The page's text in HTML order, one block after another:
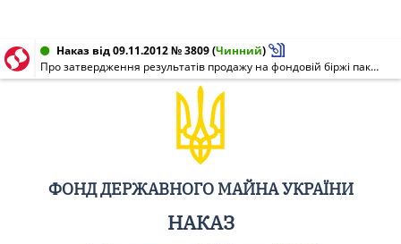
Наказ від 09.11.2012 № 3809(Чинний)
Про затвердження результатів продажу на фондовій біржі пакета акцій ПрАТ по газопостачанню та газифікації "Макіївкагаз"
ФОНД ДЕРЖАВНОГО МАЙНА УКРАЇНИ
НАКАЗ